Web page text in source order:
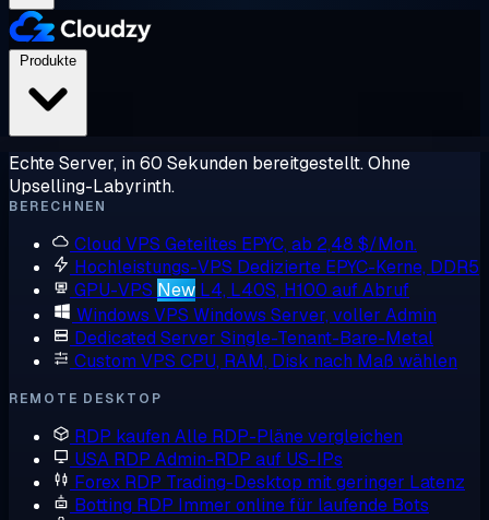
Echte Server, in 60 Sekunden bereitgestellt. Ohne
Upselling-Labyrinth.
BERECHNEN
Cloud VPS Geteiltes EPYC, ab 2,48 $/Mon.
Hochleistungs-VPS Dedizierte EPYC-Kerne, DDR5
GPU-VPS New L4, L40S, H100 auf Abruf
Windows VPS Windows Server, voller Admin
Dedicated Server Single-Tenant-Bare-Metal
Custom VPS CPU, RAM, Disk nach Maß wählen
REMOTE DESKTOP
RDP kaufen Alle RDP-Pläne vergleichen
USA RDP Admin-RDP auf US-IPs
Forex RDP Trading-Desktop mit geringer Latenz
Botting RDP Immer online für laufende Bots